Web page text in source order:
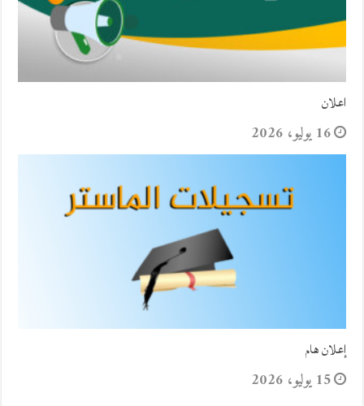
اعلان
16 يوليو، 2026
إعلان هام
15 يوليو، 2026